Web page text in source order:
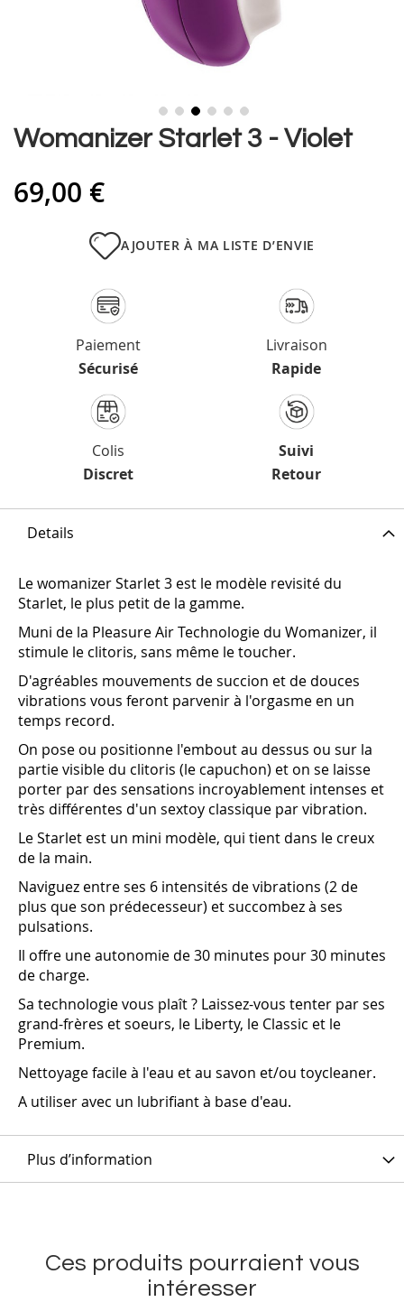
Skip
beginning
Womanizer Starlet 3 - Violet
69,00 €
AJOUTER À MA LISTE D’ENVIE
Paiement
Sécurisé
Livraison
Rapide
Colis
Discret
Suivi
Retour
Details
Le womanizer Starlet 3 est le modèle revisité du
Starlet, le plus petit de la gamme.
Muni de la Pleasure Air Technologie du Womanizer, il
stimule le clitoris, sans même le toucher.
D'agréables mouvements de succion et de douces
vibrations vous feront parvenir à l'orgasme en un
temps record.
On pose ou positionne l'embout au dessus ou sur la
partie visible du clitoris (le capuchon) et on se laisse
porter par des sensations incroyablement intenses et
très différentes d'un sextoy classique par vibration.
Le Starlet est un mini modèle, qui tient dans le creux
de la main.
Naviguez entre ses 6 intensités de vibrations (2 de
plus que son prédecesseur) et succombez à ses
pulsations.
Il offre une autonomie de 30 minutes pour 30 minutes
de charge.
Sa technologie vous plaît ? Laissez-vous tenter par ses
grand-frères et soeurs, le Liberty, le Classic et le
Premium.
Nettoyage facile à l'eau et au savon et/ou toycleaner.
A utiliser avec un lubrifiant à base d'eau.
Plus d’information
Ces produits pourraient vous
intéresser